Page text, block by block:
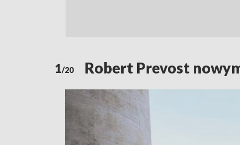
1/20 Robert Prevost